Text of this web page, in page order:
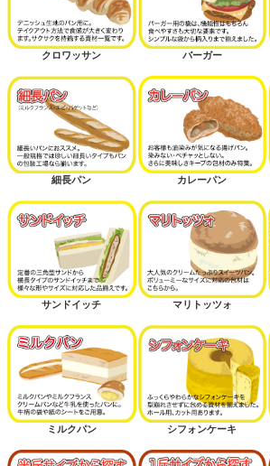
クロワッサン バーガー
細長パン カレーパン
サンドイッチ マリトッツォ
ミルクパン シフォンケーキ